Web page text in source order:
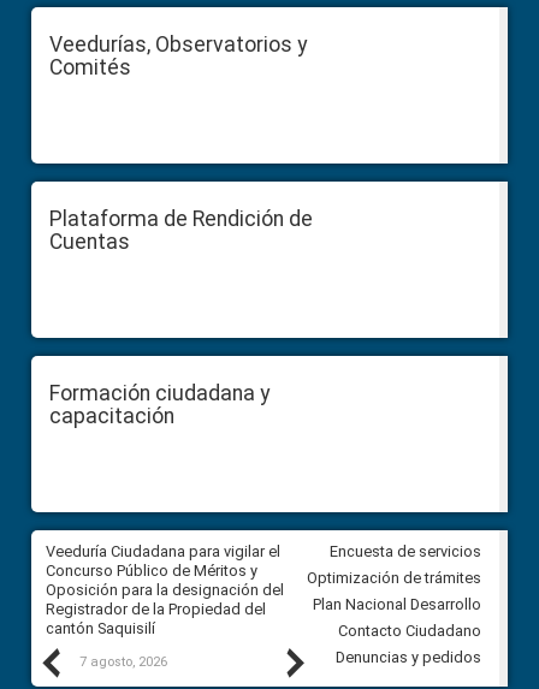
Veedurías, Observatorios y
Comités
Plataforma de Rendición de
Cuentas
Formación ciudadana y
capacitación
Previous
Veeduría Ciudadana para vigilar el
Concurso Público de Méritos y
Oposición para la designación del
Registrador de la Propiedad del
cantón Saquisilí
7 agosto, 2026
Veeduría Ciudadana para
construcción del asfaltado de
Ballenita del cantón Santa
7 agosto, 2026
Next
Encuesta de servicios
Optimización de trámites
Plan Nacional Desarrollo
Contacto Ciudadano
Denuncias y pedidos